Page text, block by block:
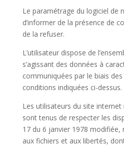
Le paramétrage du logiciel de
d’informer de la présence de
de la refuser.
L’utilisateur dispose de
s’agissant des données à
communiquées par le biais
conditions indiquées ci-dessus.
Les utilisateurs du site internet
sont tenus de respecter les
17 du 6 janvier 1978 modifiée,
aux fichiers et aux libertés,